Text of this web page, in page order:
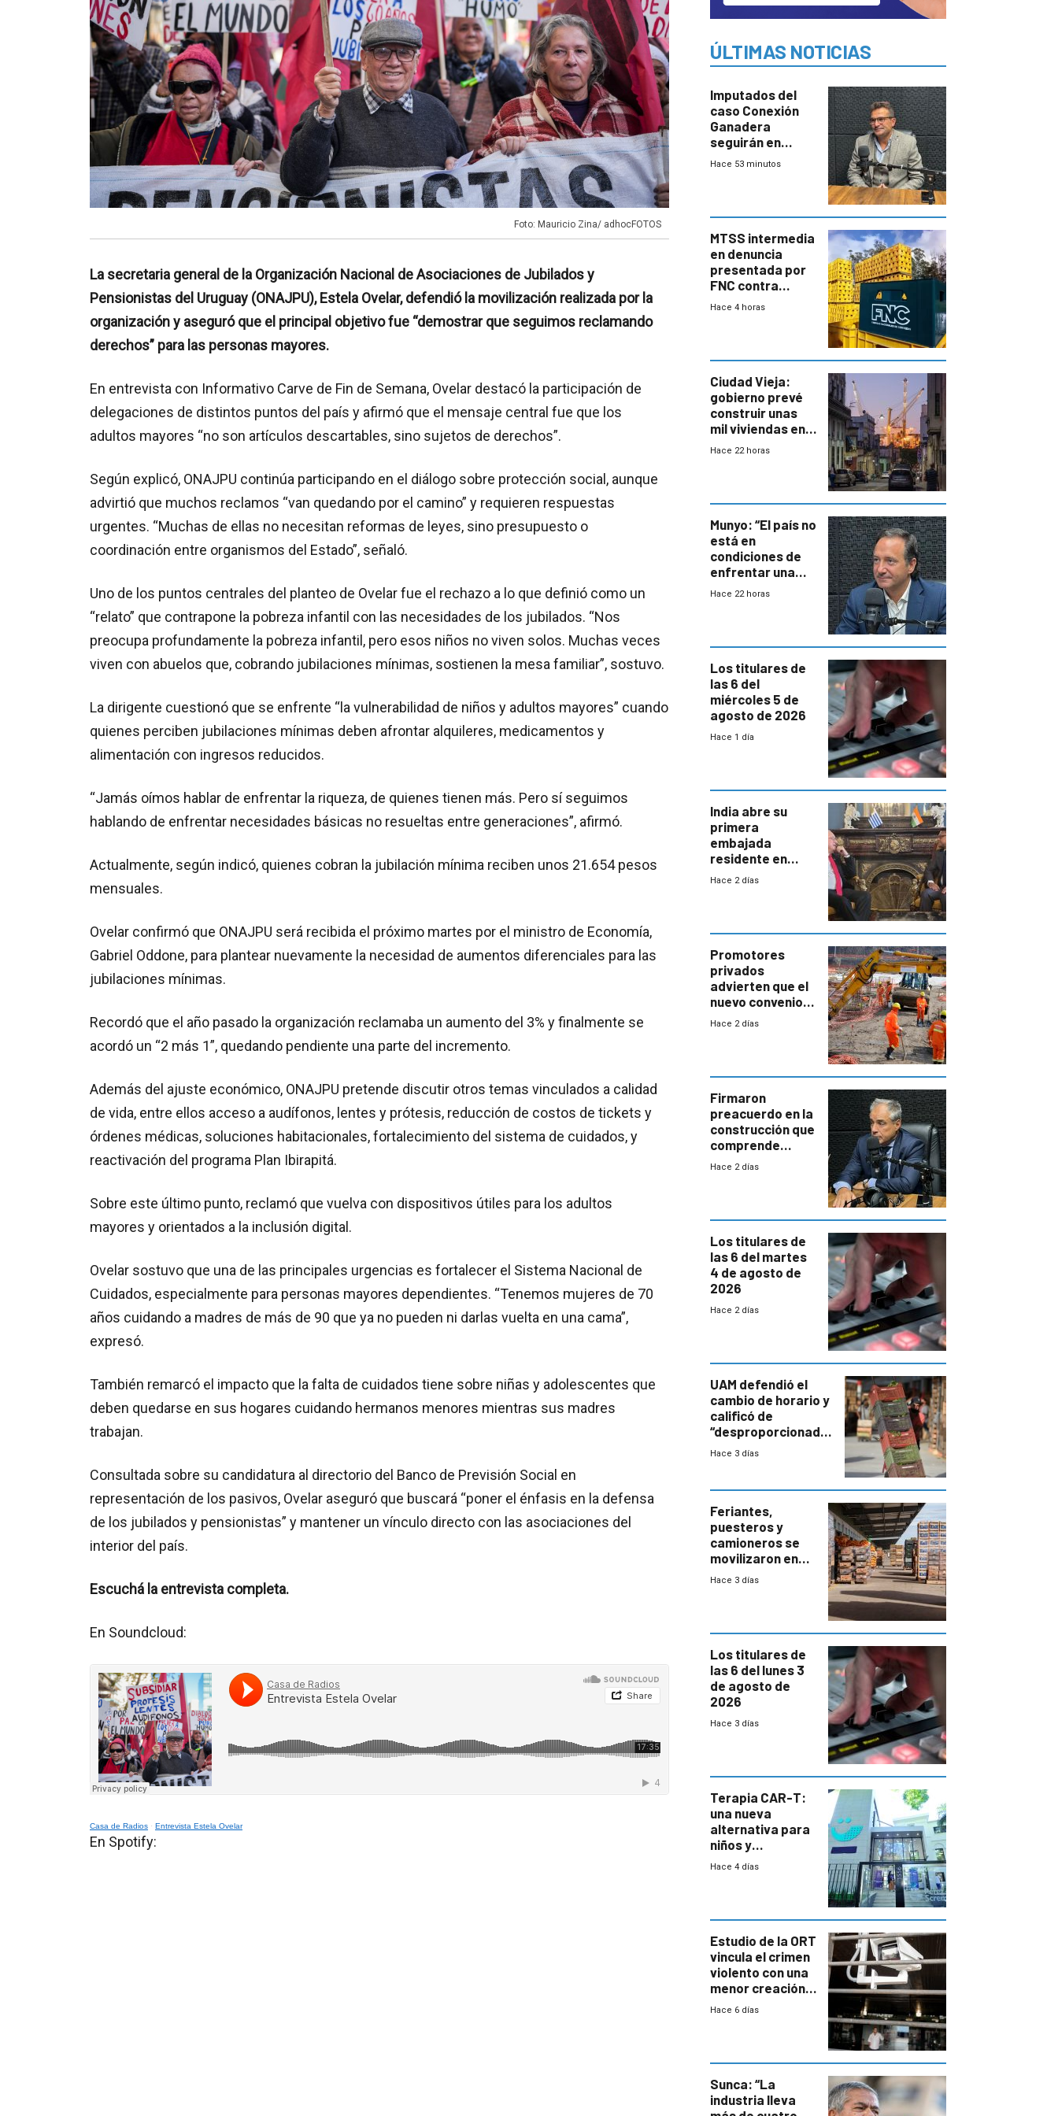
Foto: Mauricio Zina/ adhocFOTOS
La secretaria general de la Organización Nacional de Asociaciones de Jubilados y
Pensionistas del Uruguay (ONAJPU), Estela Ovelar, defendió la movilización realizada por la
organización y aseguró que el principal objetivo fue “demostrar que seguimos reclamando
derechos” para las personas mayores.
En entrevista con Informativo Carve de Fin de Semana, Ovelar destacó la participación de
delegaciones de distintos puntos del país y afirmó que el mensaje central fue que los
adultos mayores “no son artículos descartables, sino sujetos de derechos”.
Según explicó, ONAJPU continúa participando en el diálogo sobre protección social, aunque
advirtió que muchos reclamos “van quedando por el camino” y requieren respuestas
urgentes. “Muchas de ellas no necesitan reformas de leyes, sino presupuesto o
coordinación entre organismos del Estado”, señaló.
Uno de los puntos centrales del planteo de Ovelar fue el rechazo a lo que definió como un
“relato” que contrapone la pobreza infantil con las necesidades de los jubilados. “Nos
preocupa profundamente la pobreza infantil, pero esos niños no viven solos. Muchas veces
viven con abuelos que, cobrando jubilaciones mínimas, sostienen la mesa familiar”, sostuvo.
La dirigente cuestionó que se enfrente “la vulnerabilidad de niños y adultos mayores” cuando
quienes perciben jubilaciones mínimas deben afrontar alquileres, medicamentos y
alimentación con ingresos reducidos.
“Jamás oímos hablar de enfrentar la riqueza, de quienes tienen más. Pero sí seguimos
hablando de enfrentar necesidades básicas no resueltas entre generaciones”, afirmó.
Actualmente, según indicó, quienes cobran la jubilación mínima reciben unos 21.654 pesos
mensuales.
Ovelar confirmó que ONAJPU será recibida el próximo martes por el ministro de Economía,
Gabriel Oddone, para plantear nuevamente la necesidad de aumentos diferenciales para las
jubilaciones mínimas.
Recordó que el año pasado la organización reclamaba un aumento del 3% y finalmente se
acordó un “2 más 1”, quedando pendiente una parte del incremento.
Además del ajuste económico, ONAJPU pretende discutir otros temas vinculados a calidad
de vida, entre ellos acceso a audífonos, lentes y prótesis, reducción de costos de tickets y
órdenes médicas, soluciones habitacionales, fortalecimiento del sistema de cuidados, y
reactivación del programa Plan Ibirapitá.
Sobre este último punto, reclamó que vuelva con dispositivos útiles para los adultos
mayores y orientados a la inclusión digital.
Ovelar sostuvo que una de las principales urgencias es fortalecer el Sistema Nacional de
Cuidados, especialmente para personas mayores dependientes. “Tenemos mujeres de 70
años cuidando a madres de más de 90 que ya no pueden ni darlas vuelta en una cama”,
expresó.
También remarcó el impacto que la falta de cuidados tiene sobre niñas y adolescentes que
deben quedarse en sus hogares cuidando hermanos menores mientras sus madres
trabajan.
Consultada sobre su candidatura al directorio del Banco de Previsión Social en
representación de los pasivos, Ovelar aseguró que buscará “poner el énfasis en la defensa
de los jubilados y pensionistas” y mantener un vínculo directo con las asociaciones del
interior del país.
Escuchá la entrevista completa.
En Soundcloud:
Casa de Radios · Entrevista Estela Ovelar
En Spotify:
ÚLTIMAS NOTICIAS
Imputados del
caso Conexión
Ganadera
seguirán en
prisión hasta
Hace 53 minutos
MTSS intermedia
en denuncia
presentada por
FNC contra
sindicato
Hace 4 horas
Ciudad Vieja:
gobierno prevé
construir unas
mil viviendas en
un plan de
Hace 22 horas
Munyo: “El país no
está en
condiciones de
enfrentar una
reducción de la
Hace 22 horas
Los titulares de
las 6 del
miércoles 5 de
agosto de 2026
Hace 1 día
India abre su
primera
embajada
residente en
Uruguay y crecen
enorme
potencial
Hace 2 días
Promotores
privados
advierten que el
nuevo convenio
de la
a revisar
proyectos
Hace 2 días
Firmaron
preacuerdo en la
construcción que
comprende
reducción
Hace 2 días
Los titulares de
las 6 del martes
4 de agosto de
2026
Hace 2 días
UAM defendió el
cambio de horario y
calificó de
“desproporcionado”
el bloqueo de
Hace 3 días
Feriantes,
puesteros y
camioneros se
movilizaron en
rechazo a
Hace 3 días
Los titulares de
las 6 del lunes 3
de agosto de
2026
Hace 3 días
Terapia CAR-T:
una nueva
alternativa para
niños y
adolescentes
Hace 4 días
Estudio de la ORT
vincula el crimen
violento con una
menor creación
de empresas
Hace 6 días
Sunca: “La
industria lleva